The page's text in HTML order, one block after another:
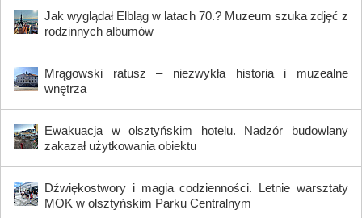
Jak wyglądał Elbląg w latach 70.? Muzeum szuka zdjęć z
rodzinnych albumów
Mrągowski ratusz – niezwykła historia i muzealne
wnętrza
Ewakuacja w olsztyńskim hotelu. Nadzór budowlany
zakazał użytkowania obiektu
Dźwiękostwory i magia codzienności. Letnie warsztaty
MOK w olsztyńskim Parku Centralnym